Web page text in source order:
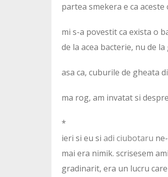
partea smekera e ca
mi s-a povestit ca exista o
de la acea bacterie, nu de la
asa ca, cuburile de gheata
ma rog, am invatat si
*
ieri si eu si adi ciubotaru
mai era nimik. scrisesem
gradinarit, era un lucru